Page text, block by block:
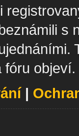
s
fóru objeví.
|